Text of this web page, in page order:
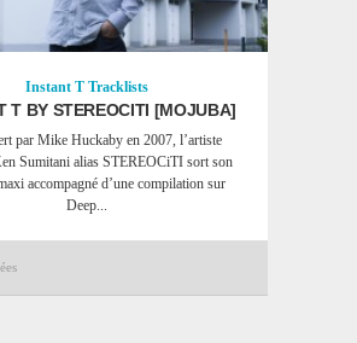
Instant T Tracklists
T BY STEREOCITI [MOJUBA]
par Mike Huckaby en 2007, l’artiste
Sumitani alias STEREOCiTI sort son
accompagné d’une compilation sur
Deep...